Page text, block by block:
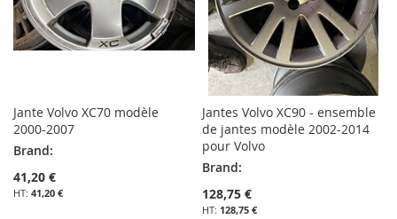
Jante Volvo XC70 modèle
2000-2007
Brand:
41,20 €
41,20 €
Jantes Volvo XC90 - ensemble
de jantes modèle 2002-2014
pour Volvo
Brand:
128,75 €
128,75 €